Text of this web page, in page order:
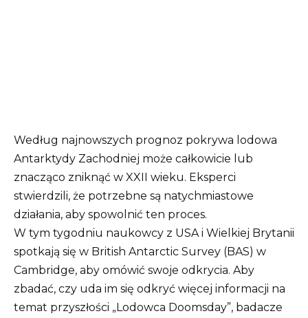
Według najnowszych prognoz pokrywa lodowa
Antarktydy Zachodniej może całkowicie lub
znacząco zniknąć w XXII wieku. Eksperci
stwierdzili, że potrzebne są natychmiastowe
działania, aby spowolnić ten proces.
W tym tygodniu naukowcy z USA i Wielkiej Brytanii
spotkają się w British Antarctic Survey (BAS) w
Cambridge, aby omówić swoje odkrycia. Aby
zbadać, czy uda im się odkryć więcej informacji na
temat przyszłości „Lodowca Doomsday”, badacze